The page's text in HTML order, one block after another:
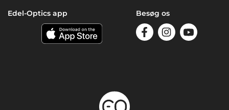
Edel-Optics app Besøg os